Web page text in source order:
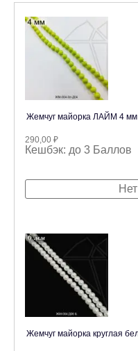
Жемчуг майорка ЛАЙМ 4
290,00 ₽
Кешбэк: до 3 Баллов
Жемчуг майорка круглая